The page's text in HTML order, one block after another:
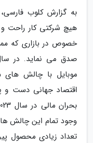
به گزارش کلوب
هیچ شرکتی کار راحت
خصوص در بازاری که
موبایل با چالش های
اقتصاد جهانی دست و
تعداد زیادی محصول